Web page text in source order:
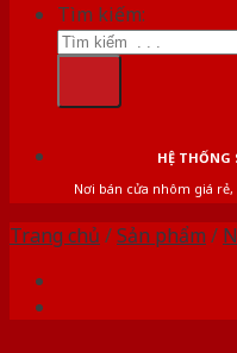
Tìm kiếm:
HỆ THỐNG
Nơi bán cửa nhôm giá
Trang chủ /Sản phẩm /